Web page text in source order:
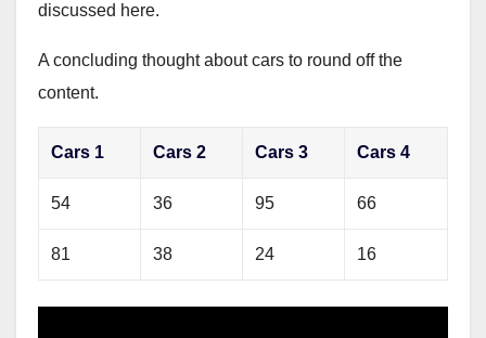
discussed here.
A concluding thought about cars to round off the
content.
Cars 1 Cars 2 Cars 3 Cars 4
54 36 95 66
81 38 24 16